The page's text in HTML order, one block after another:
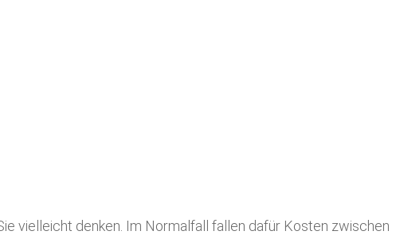
vielleicht denken. Im Normalfall fallen dafür Kosten zwischen